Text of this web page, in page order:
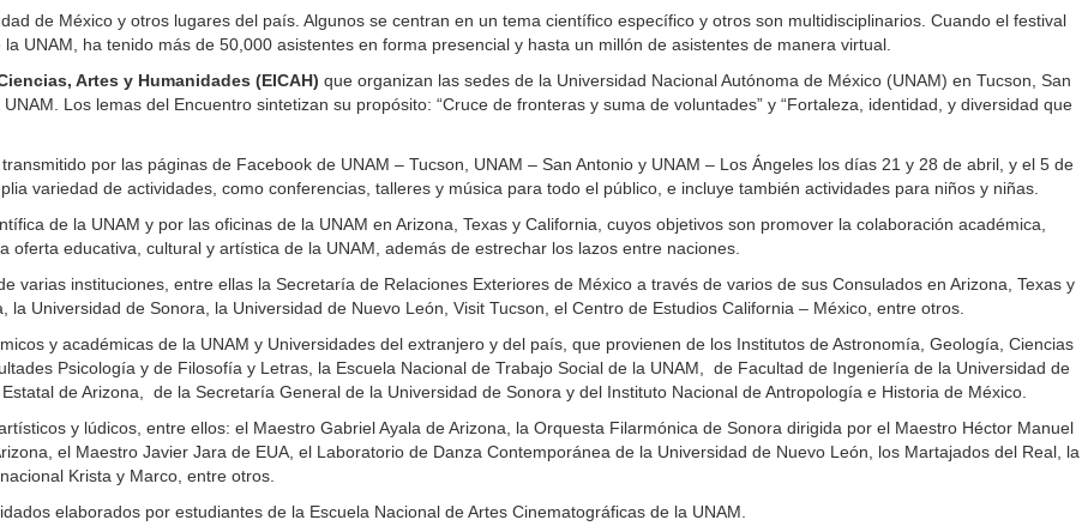
de México y otros lugares del país. Algunos se centran en un tema científico específico y otros son multidisciplinarios. Cuando el festival
UNAM, ha tenido más de 50,000 asistentes en forma presencial y hasta un millón de asistentes de manera virtual.
Artes y Humanidades (EICAH) que organizan las sedes de la Universidad Nacional Autónoma de México (UNAM) en Tucson, San
Los lemas del Encuentro sintetizan su propósito: “Cruce de fronteras y suma de voluntades” y “Fortaleza, identidad, y diversidad que
por las páginas de Facebook de UNAM – Tucson, UNAM – San Antonio y UNAM – Los Ángeles los días 21 y 28 de abril, y el 5 de
variedad de actividades, como conferencias, talleres y música para todo el público, e incluye también actividades para niños y niñas.
de la UNAM y por las oficinas de la UNAM en Arizona, Texas y California, cuyos objetivos son promover la colaboración académica,
educativa, cultural y artística de la UNAM, además de estrechar los lazos entre naciones.
varias instituciones, entre ellas la Secretaría de Relaciones Exteriores de México a través de varios de sus Consulados en Arizona, Texas y
Universidad de Sonora, la Universidad de Nuevo León, Visit Tucson, el Centro de Estudios California – México, entre otros.
y académicas de la UNAM y Universidades del extranjero y del país, que provienen de los Institutos de Astronomía, Geología, Ciencias
Psicología y de Filosofía y Letras, la Escuela Nacional de Trabajo Social de la UNAM, de Facultad de Ingeniería de la Universidad de
de Arizona, de la Secretaría General de la Universidad de Sonora y del Instituto Nacional de Antropología e Historia de México.
y lúdicos, entre ellos: el Maestro Gabriel Ayala de Arizona, la Orquesta Filarmónica de Sonora dirigida por el Maestro Héctor Manuel
el Maestro Javier Jara de EUA, el Laboratorio de Danza Contemporánea de la Universidad de Nuevo León, los Martajados del Real, la
Krista y Marco, entre otros.
elaborados por estudiantes de la Escuela Nacional de Artes Cinematográficas de la UNAM.